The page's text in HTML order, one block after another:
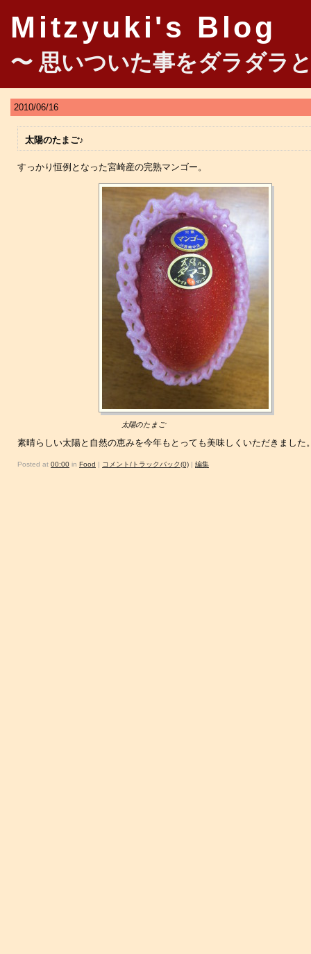
Mitzyuki's Blog
〜 思いついた事をダラダラ
2010/06/16
太陽のたまご♪
すっかり恒例となった宮崎産の完熟マンゴー。
太陽のたまご
素晴らしい太陽と自然の恵みを今年もとっても美味しくいただきました
Posted at 00:00 in Food | コメント/トラックバック(0) | 編集